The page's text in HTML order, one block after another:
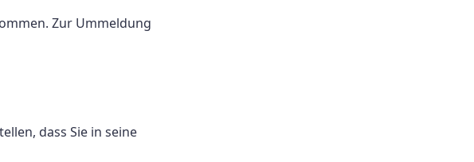
Zur Ummeldung
dass Sie in seine